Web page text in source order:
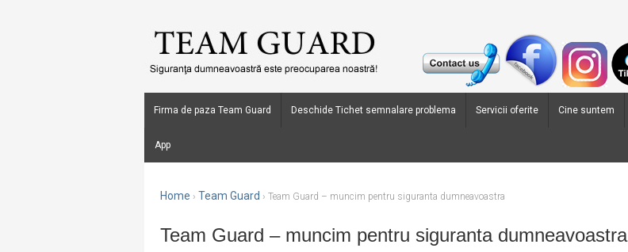
Firma de paza Team Guard Deschide Tichet semnalare problema Servicii oferite Cine suntem
App
Home › Team Guard › Team Guard – muncim pentru siguranta dumneavoastra
Team Guard – muncim pentru siguranta dumneavoastra